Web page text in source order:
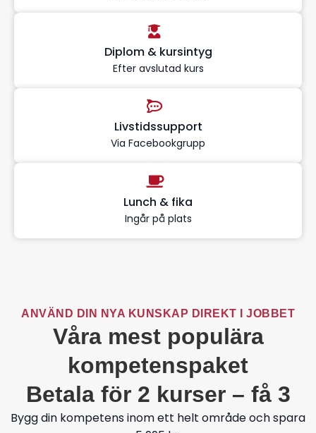
Diplom & kursintyg
Efter avslutad kurs
Livstidssupport
Via Facebookgrupp
Lunch & fika
Ingår på plats
ANVÄND DIN NYA KUNSKAP DIREKT I JOBBET
Våra mest populära
kompetenspaket
Betala för 2 kurser – få 3
Bygg din kompetens inom ett helt område och spara